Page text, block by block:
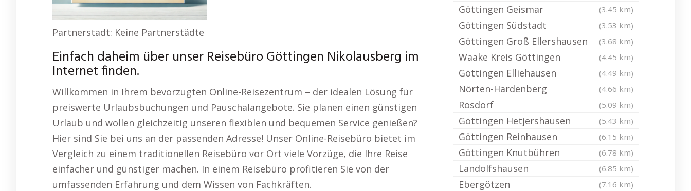
Partnerstadt: Keine Partnerstädte
Einfach daheim über unser Reisebüro Göttingen Nikolausberg im
Internet finden.
Willkommen in Ihrem bevorzugten Online-Reisezentrum – der idealen Lösung für
preiswerte Urlaubsbuchungen und Pauschalangebote. Sie planen einen günstigen
Urlaub und wollen gleichzeitig unseren flexiblen und bequemen Service genießen?
Hier sind Sie bei uns an der passenden Adresse! Unser Online-Reisebüro bietet im
Vergleich zu einem traditionellen Reisebüro vor Ort viele Vorzüge, die Ihre Reise
einfacher und günstiger machen. In einem Reisebüro profitieren Sie von der
umfassenden Erfahrung und dem Wissen von Fachkräften.
Göttingen Geismar (3.45 km)
Göttingen Südstadt (3.53 km)
Göttingen Groß Ellershausen (3.68 km)
Waake Kreis Göttingen (4.45 km)
Göttingen Elliehausen (4.49 km)
Nörten-Hardenberg (4.66 km)
Rosdorf (5.09 km)
Göttingen Hetjershausen (5.43 km)
Göttingen Reinhausen (6.15 km)
Göttingen Knutbühren (6.78 km)
Landolfshausen (6.85 km)
Ebergötzen (7.16 km)